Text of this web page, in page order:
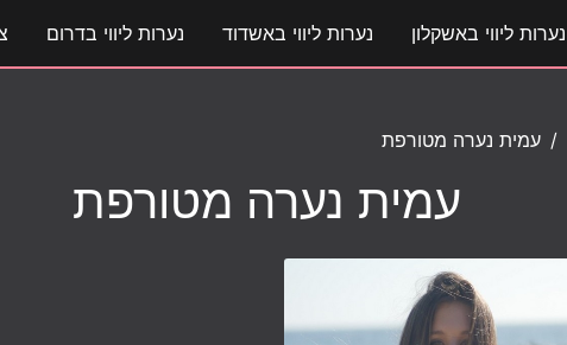
נערות ליווי באשקלון נערות ליווי באשדוד נערות ליווי בדרום
עמית נערה מטורפת
עמית נערה מטורפת